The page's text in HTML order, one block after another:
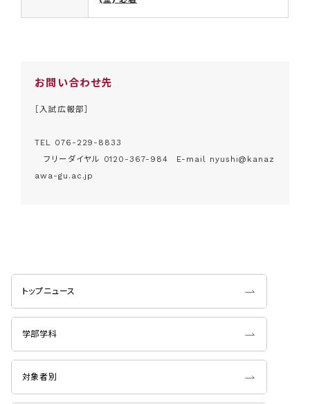
お問い合わせ先
［入試広報部］
TEL 076-229-8833
フリーダイヤル 0120-367-984 E-mail nyushi@kanaz
awa-gu.ac.jp
トップニュース
学部学科
対象者別